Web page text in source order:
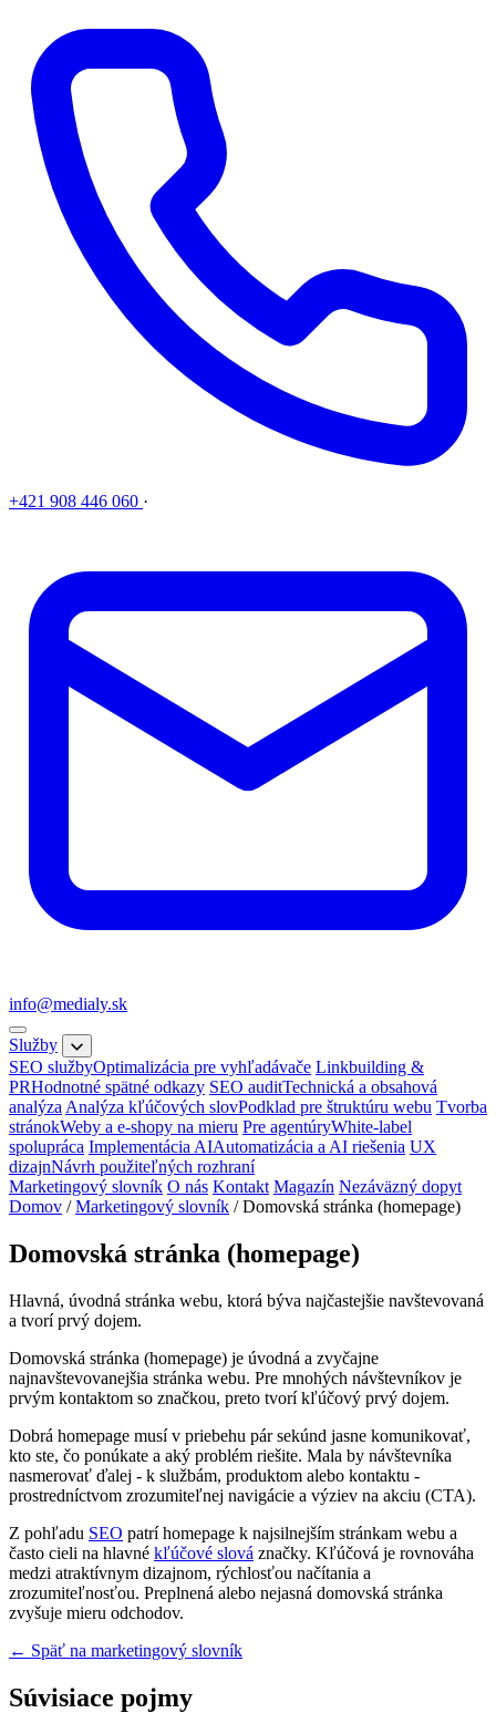
+421 908 446 060 ·
info@medialy.sk
Služby
SEO službyOptimalizácia pre vyhľadávače Linkbuilding &
PRHodnotné spätné odkazy SEO auditTechnická a obsahová
analýza Analýza kľúčových slovPodklad pre štruktúru webu Tvorba
stránokWeby a e-shopy na mieru Pre agentúryWhite-label
spolupráca Implementácia AIAutomatizácia a AI riešenia UX
dizajnNávrh použiteľných rozhraní
Marketingový slovník O nás Kontakt Magazín Nezáväzný dopyt
Domov / Marketingový slovník /Domovská stránka (homepage)
Domovská stránka (homepage)
Hlavná, úvodná stránka webu, ktorá býva najčastejšie navštevovaná
a tvorí prvý dojem.
Domovská stránka (homepage) je úvodná a zvyčajne
najnavštevovanejšia stránka webu. Pre mnohých návštevníkov je
prvým kontaktom so značkou, preto tvorí kľúčový prvý dojem.
Dobrá homepage musí v priebehu pár sekúnd jasne komunikovať,
kto ste, čo ponúkate a aký problém riešite. Mala by návštevníka
nasmerovať ďalej - k službám, produktom alebo kontaktu -
prostredníctvom zrozumiteľnej navigácie a výziev na akciu (CTA).
Z pohľadu SEO patrí homepage k najsilnejším stránkam webu a
často cieli na hlavné kľúčové slová značky. Kľúčová je rovnováha
medzi atraktívnym dizajnom, rýchlosťou načítania a
zrozumiteľnosťou. Preplnená alebo nejasná domovská stránka
zvyšuje mieru odchodov.
← Späť na marketingový slovník
Súvisiace pojmy